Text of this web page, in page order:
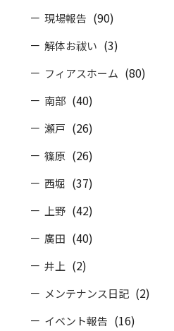
現場報告 (90)
解体お祓い (3)
フィアスホーム (80)
南部 (40)
瀬戸 (26)
篠原 (26)
西堀 (37)
上野 (42)
廣田 (40)
井上 (2)
メンテナンス日記 (2)
イベント報告 (16)